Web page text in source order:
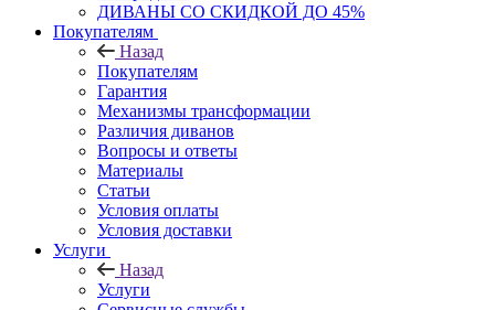
ДИВАНЫ СО СКИДКОЙ ДО 45%
Покупателям
Назад
Покупателям
Гарантия
Механизмы трансформации
Различия диванов
Вопросы и ответы
Материалы
Статьи
Условия оплаты
Условия доставки
Услуги
Назад
Услуги